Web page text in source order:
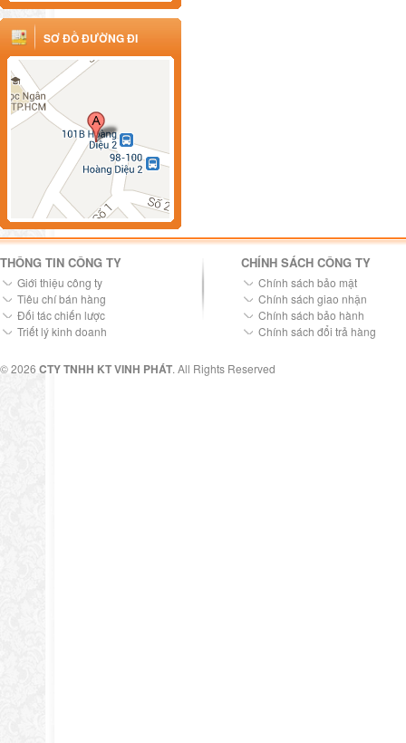
SƠ ĐỒ ĐƯỜNG ĐI
THÔNG TIN CÔNG TY
Giới thiệu công ty
Tiêu chí bán hàng
Đối tác chiến lược
Triết lý kinh doanh
CHÍNH SÁCH CÔNG TY
Chính sách bảo mật
Chính sách giao nhận
Chính sách bảo hành
Chính sách đổi trả hàng
© 2026 CTY TNHH KT VINH PHÁT. All Rights Reserved